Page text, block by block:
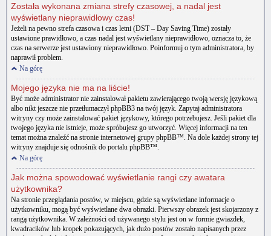
Została wykonana zmiana strefy czasowej, a nadal jest
wyświetlany nieprawidłowy czas!
Jeżeli na pewno strefa czasowa i czas letni (DST – Day Saving Time) zostały
ustawione prawidłowo, a czas nadal jest wyświetlany nieprawidłowo, oznacza to, że
czas na serwerze jest ustawiony nieprawidłowo. Poinformuj o tym administratora, by
naprawił problem.
Na górę
Mojego języka nie ma na liście!
Być może administrator nie zainstalował pakietu zawierającego twoją wersję językową
albo nikt jeszcze nie przetłumaczył phpBB3 na twój język. Zapytaj administratora
witryny czy może zainstalować pakiet językowy, którego potrzebujesz. Jeśli pakiet dla
twojego języka nie istnieje, może spróbujesz go utworzyć. Więcej informacji na ten
temat można znaleźć na stronie internetowej grupy phpBB™. Na dole każdej strony tej
witryny znajduje się odnośnik do portalu phpBB™.
Na górę
Jak można spowodować wyświetlanie rangi czy awatara
użytkownika?
Na stronie przeglądania postów, w miejscu, gdzie są wyświetlane informacje o
użytkowniku, mogą być wyświetlane dwa obrazki. Pierwszy obrazek jest skojarzony z
rangą użytkownika. W zależności od używanego stylu jest on w formie gwiazdek,
kwadracików lub kropek pokazujących, jak dużo postów zostało napisanych przez